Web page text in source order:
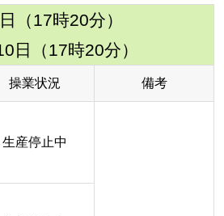
（17時20分）
日（17時20分）
操業状況 備考
生産停止中